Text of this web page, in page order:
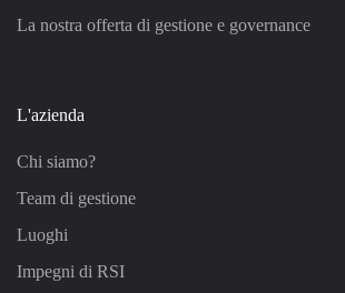
La nostra offerta di gestione e governance
L'azienda
Chi siamo?
Team di gestione
Luoghi
Impegni di RSI